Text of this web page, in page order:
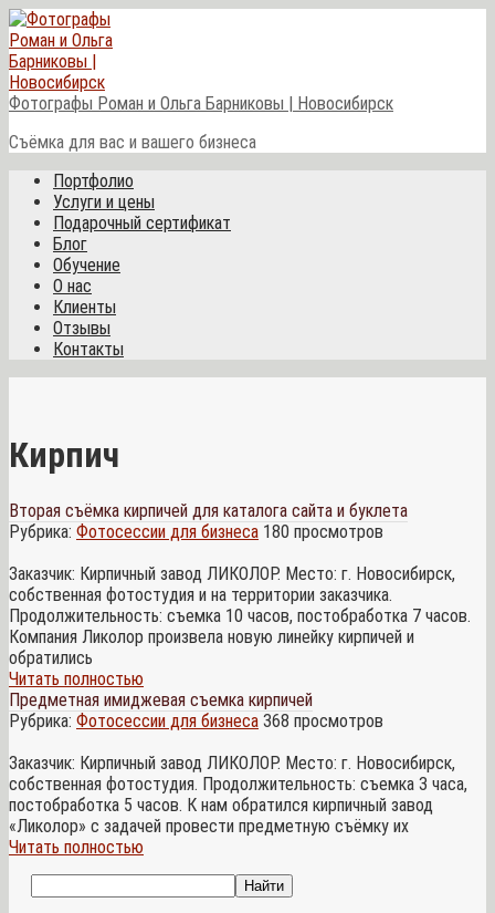
Перейти
к
контенту
Фотографы Роман и Ольга Барниковы | Новосибирск
Съёмка для вас и вашего бизнеса
Портфолио
Услуги и цены
Подарочный сертификат
Блог
Обучение
О нас
Клиенты
Отзывы
Контакты
Кирпич
Вторая съёмка кирпичей для каталога сайта и буклета
Рубрика: Фотосессии для бизнеса 180 просмотров
Заказчик: Кирпичный завод ЛИКОЛОР. Место: г. Новосибирск,
собственная фотостудия и на территории заказчика.
Продолжительность: съемка 10 часов, постобработка 7 часов.
Компания Ликолор произвела новую линейку кирпичей и
обратились
Читать полностью
Предметная имиджевая съемка кирпичей
Рубрика: Фотосессии для бизнеса 368 просмотров
Заказчик: Кирпичный завод ЛИКОЛОР. Место: г. Новосибирск,
собственная фотостудия. Продолжительность: съемка 3 часа,
постобработка 5 часов. К нам обратился кирпичный завод
«Ликолор» с задачей провести предметную съёмку их
Читать полностью